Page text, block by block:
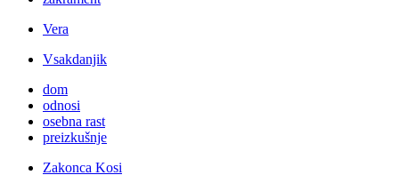
Vera
Vsakdanjik
dom
odnosi
osebna rast
preizkušnje
Zakonca Kosi